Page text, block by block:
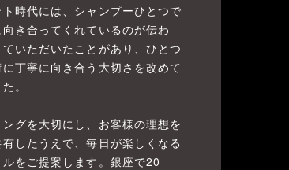
時代には、シャンプーひとつで
き合ってくれているのが伝わ
いただいたことがあり、ひとつ
丁寧に向き合う大切さを改めて
。
グを大切にし、お客様の理想を
有したうえで、毎日が楽しくなる
をご提案します。銀座で20